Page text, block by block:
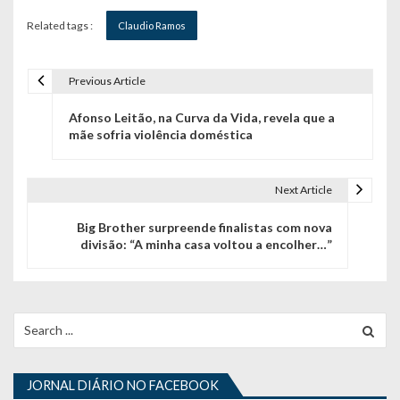
Related tags : Claudio Ramos
ã
o
d
Previous Article
Afonso Leitão, na Curva da Vida, revela que a
mãe sofria violência doméstica
Next Article
Big Brother surpreende finalistas com nova
divisão: “A minha casa voltou a encolher…”
for:
JORNAL DIÁRIO NO FACEBOOK